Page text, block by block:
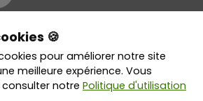
- Tous droits réservés
sécurisées grâce au cryptage SSL
🍪
pour améliorer notre site
meilleure expérience. Vous
notre Politique d'utilisation